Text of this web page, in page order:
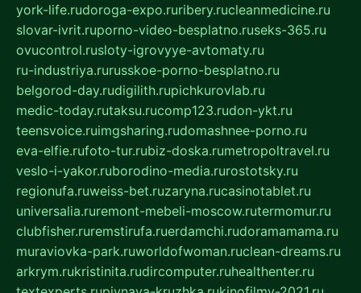
york-life.rudoroga-expo.ruribery.rucleanmedicine.ru
slovar-ivrit.ruporno-video-besplatno.ruseks-365.ru
ovucontrol.rusloty-igrovyye-avtomaty.ru
ru-industriya.rurusskoe-porno-besplatno.ru
belgorod-day.rudigilith.rupichkurovlab.ru
medic-today.rutaksu.rucomp123.rudon-ykt.ru
teensvoice.ruimgsharing.rudomashnee-porno.ru
eva-elfie.rufoto-tur.rubiz-doska.rumetropoltravel.ru
veslo-i-yakor.ruborodino-media.rurostotsky.ru
regionufa.ruweiss-bet.ruzaryna.rucasinotablet.ru
universalia.ruremont-mebeli-moscow.rutermomur.ru
clubfisher.ruremstirufa.ruerdamchi.rudoramamama.ru
muraviovka-park.ruworldofwoman.ruclean-dreams.ru
arkrym.rukristinita.rudircomputer.ruhealthenter.ru